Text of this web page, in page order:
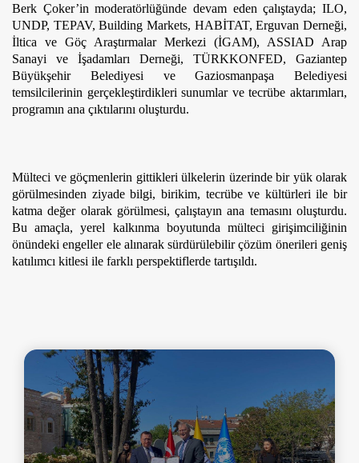
Berk Çoker’in moderatörlüğünde devam eden çalıştayda; ILO,
UNDP, TEPAV, Building Markets, HABİTAT, Erguvan Derneği,
İltica ve Göç Araştırmalar Merkezi (İGAM), ASSIAD Arap
Sanayi ve İşadamları Derneği, TÜRKKONFED, Gaziantep
Büyükşehir Belediyesi ve Gaziosmanpaşa Belediyesi
temsilcilerinin gerçekleştirdikleri sunumlar ve tecrübe aktarımları,
programın ana çıktılarını oluşturdu.
Mülteci ve göçmenlerin gittikleri ülkelerin üzerinde bir yük olarak
görülmesinden ziyade bilgi, birikim, tecrübe ve kültürleri ile bir
katma değer olarak görülmesi, çalıştayın ana temasını oluşturdu.
Bu amaçla, yerel kalkınma boyutunda mülteci girişimciliğinin
önündeki engeller ele alınarak sürdürülebilir çözüm önerileri geniş
katılımcı kitlesi ile farklı perspektiflerde tartışıldı.